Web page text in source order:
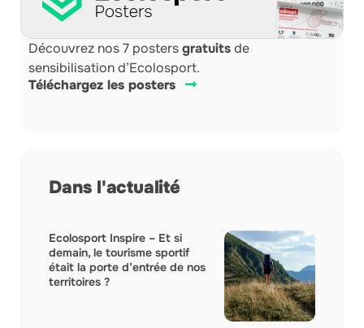
Découvrez nos 7 postersgratuitsde
sensibilisation d’Ecolosport.
Téléchargez les posters
Dans l'actualité
Ecolosport Inspire – Et si
demain, le tourisme sportif
était la porte d’entrée de nos
territoires ?